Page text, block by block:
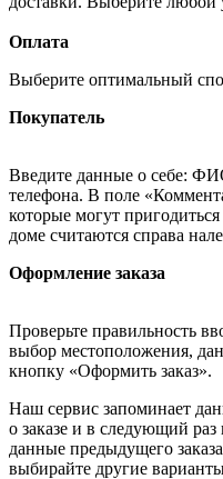
Оплата
Выберите оптимальный
Покупатель
Введите данные о себе:
телефона. В поле
которые могут
доме считаются справа
Оформление заказа
Проверьте правильность
выбор местоположения,
кнопку «Оформить заказ».
Наш сервис запоминает
о заказе и в следующий
данные предыдущего
выбирайте другие